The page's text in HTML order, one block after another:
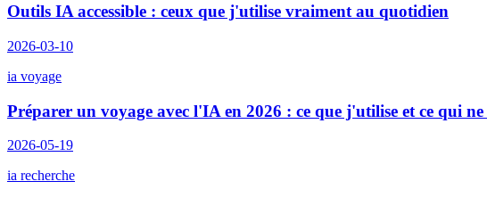
Outils IA accessible : ceux que j'utilise vraiment au quotidien
2026-03-10
ia voyage
Préparer un voyage avec l'IA en 2026 : ce que j'utilise et ce qui
2026-05-19
ia recherche